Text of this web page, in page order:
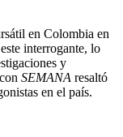
en Colombia en
interrogante, lo
y
SEMANA resaltó
en el país.